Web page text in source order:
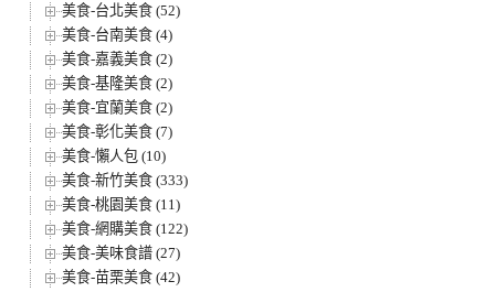
美食-台北美食 (52)
美食-台南美食 (4)
美食-嘉義美食 (2)
美食-基隆美食 (2)
美食-宜蘭美食 (2)
美食-彰化美食 (7)
美食-懶人包 (10)
美食-新竹美食 (333)
美食-桃園美食 (11)
美食-網購美食 (122)
美食-美味食譜 (27)
美食-苗栗美食 (42)